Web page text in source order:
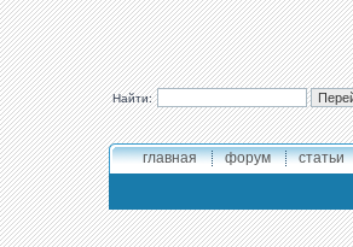
Найти:
главная форум статьи